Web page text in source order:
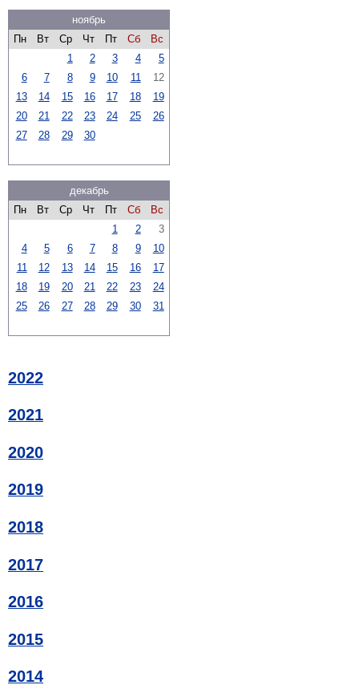
ноябрь
Пн
Вт Ср Чт Пт Сб
Вс
1
2 3 4
5
6
7 8 9 10 11
12
13
14 15 16 17 18
19
20
21 22 23 24 25
26
27
28 29 30
декабрь
Пн
Вт Ср Чт Пт Сб
Вс
1
2
3
4
5 6 7 8 9
10
11
12 13 14 15 16
17
18
19 20 21 22 23
24
25
26 27 28 29 30 31
2022
2021
2020
2019
2018
2017
2016
2015
2014